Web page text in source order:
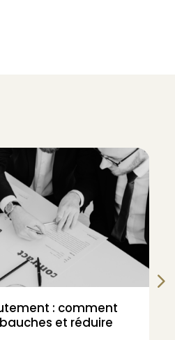
: comment
et réduire